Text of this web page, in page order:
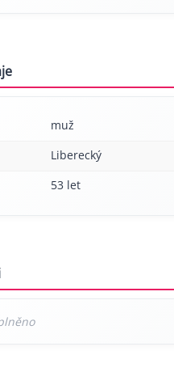
muž
Liberecký
53 let